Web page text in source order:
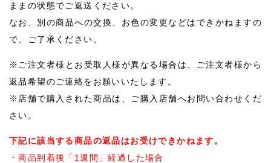
ままの状態でご返送ください。
なお、別の商品への交換、お色の変更などはできかねますの
で、ご了承ください。
※ご注文者様とお受取人様が異なる場合は、ご注文者様から
返品希望のご連絡をお願いいたします。
※店舗で購入された商品は、ご購入店舗へお問い合わせくだ
さい。
下記に該当する商品の返品はお受けできかねます。
・商品到着後「1週間」経過した場合